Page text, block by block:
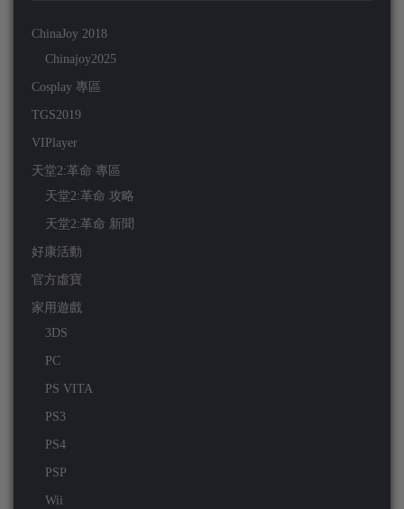
ChinaJoy 2018
Chinajoy2025
Cosplay 專區
TGS2019
VIPlayer
天堂2:革命 專區
天堂2:革命 攻略
天堂2:革命 新聞
好康活動
官方虛寶
家用遊戲
3DS
PC
PS VITA
PS3
PS4
PSP
Wii